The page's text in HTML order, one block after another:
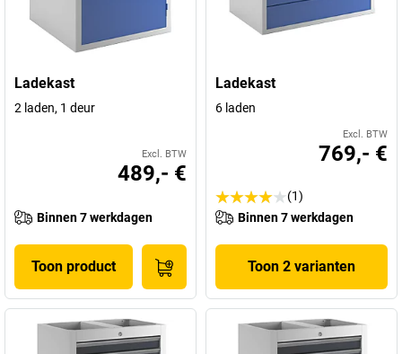
Ladekast
2 laden, 1 deur
Excl. BTW
489,- €
Binnen 7 werkdagen
Toon product
Ladekast
6 laden
Excl. BTW
769,- €
(1)
Binnen 7 werkdagen
Toon 2 varianten